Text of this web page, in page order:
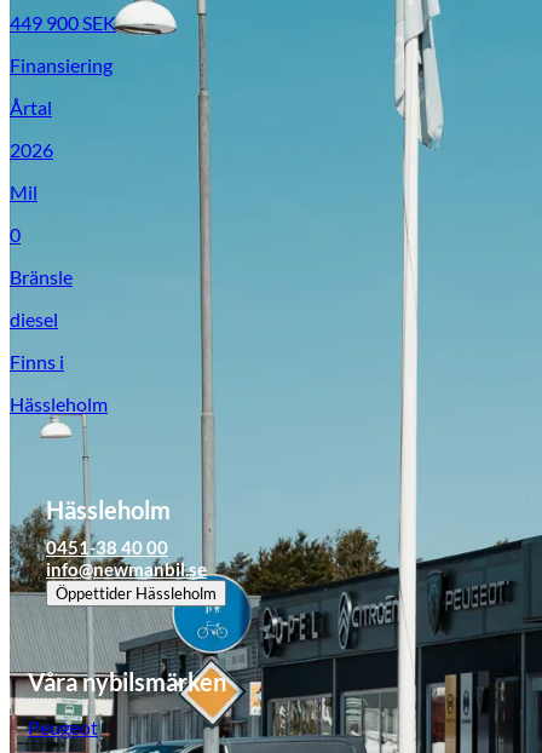
449 900 SEK
Finansiering
Årtal
2026
Mil
0
Bränsle
diesel
Finns i
Hässleholm
Hässleholm
0451-38 40 00
info@newmanbil.se
Öppettider Hässleholm
Våra nybilsmärken
Peugeot